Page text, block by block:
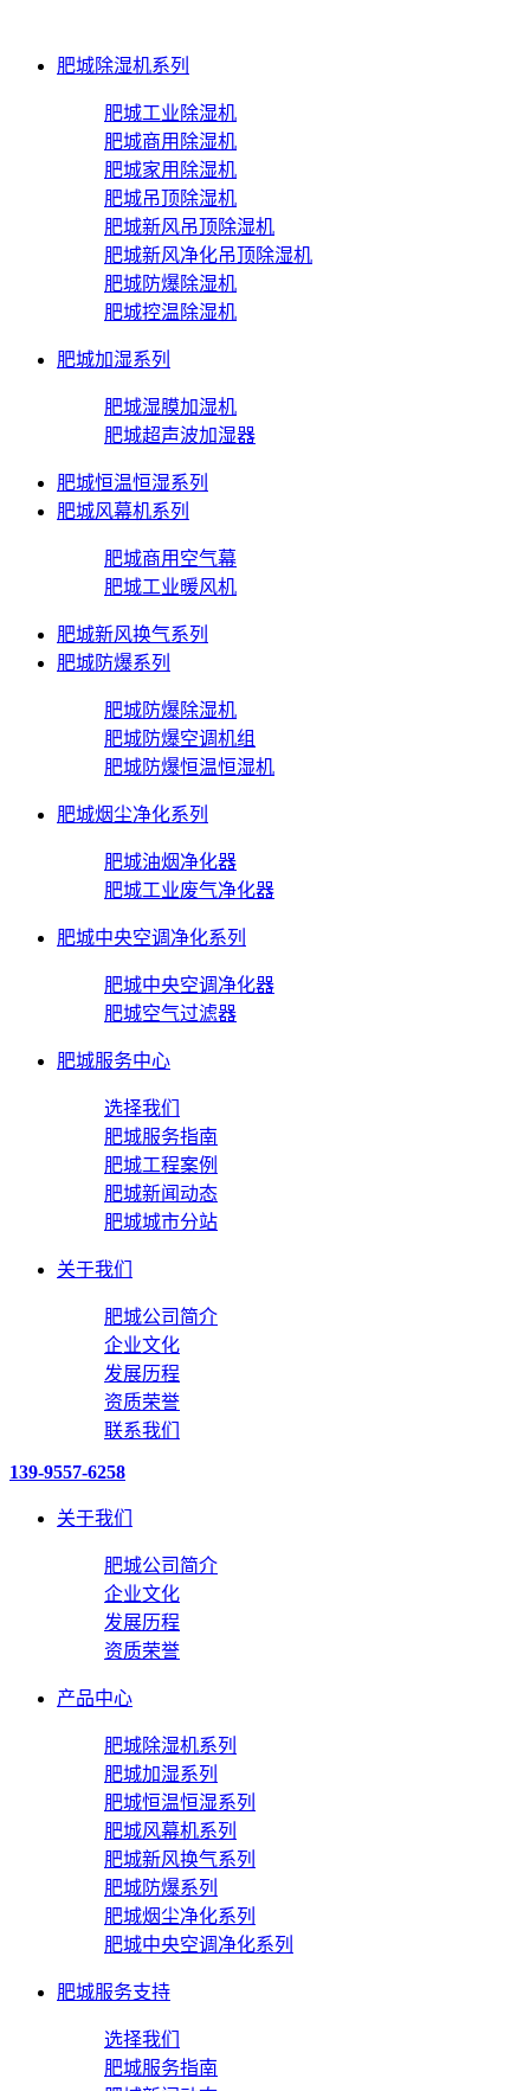
肥城除湿机系列
肥城工业除湿机
肥城商用除湿机
肥城家用除湿机
肥城吊顶除湿机
肥城新风吊顶除湿机
肥城新风净化吊顶除湿机
肥城防爆除湿机
肥城控温除湿机
肥城加湿系列
肥城湿膜加湿机
肥城超声波加湿器
肥城恒温恒湿系列
肥城风幕机系列
肥城商用空气幕
肥城工业暖风机
肥城新风换气系列
肥城防爆系列
肥城防爆除湿机
肥城防爆空调机组
肥城防爆恒温恒湿机
肥城烟尘净化系列
肥城油烟净化器
肥城工业废气净化器
肥城中央空调净化系列
肥城中央空调净化器
肥城空气过滤器
肥城服务中心
选择我们
肥城服务指南
肥城工程案例
肥城新闻动态
肥城城市分站
关于我们
肥城公司简介
企业文化
发展历程
资质荣誉
联系我们
139-9557-6258
关于我们
肥城公司简介
企业文化
发展历程
资质荣誉
产品中心
肥城除湿机系列
肥城加湿系列
肥城恒温恒湿系列
肥城风幕机系列
肥城新风换气系列
肥城防爆系列
肥城烟尘净化系列
肥城中央空调净化系列
肥城服务支持
选择我们
肥城服务指南